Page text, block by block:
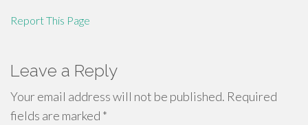
Report This Page
Leave a Reply
Your email address will not be published. Required
fields are marked *